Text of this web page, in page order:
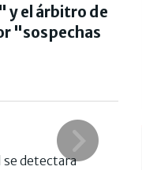
y el árbitro de
"sospechas
detectara